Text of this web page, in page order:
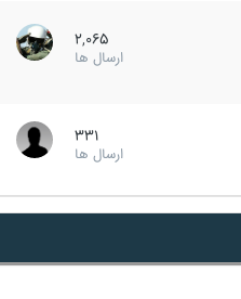
2,065
ارسال ها
331
ارسال ها